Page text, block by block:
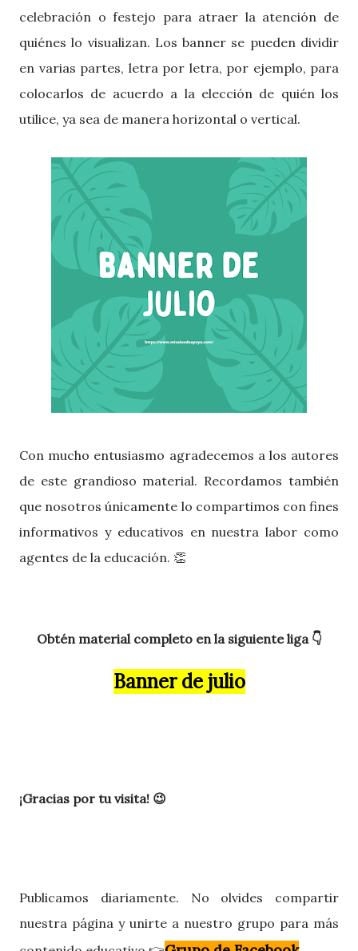
celebración o festejo para atraer la atención de
quiénes lo visualizan. Los banner se pueden dividir
en varias partes, letra por letra, por ejemplo, para
colocarlos de acuerdo a la elección de quién los
utilice, ya sea de manera horizontal o vertical.
Con mucho entusiasmo agradecemos a los autores
de este grandioso material. Recordamos también
que nosotros únicamente lo compartimos con fines
informativos y educativos en nuestra labor como
agentes de la educación. 👏
Obtén material completo en la siguiente liga 👇
Banner de julio
¡Gracias por tu visita! 😉
Publicamos diariamente. No olvides compartir
nuestra página y unirte a nuestro grupo para más